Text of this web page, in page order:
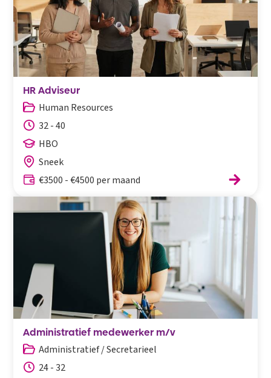
HR Adviseur
Human Resources
32 - 40
HBO
Sneek
€3500 - €4500 per maand
Administratief medewerker m/v
Administratief / Secretarieel
24 - 32